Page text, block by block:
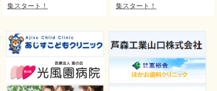
集スタート！
集スタート！